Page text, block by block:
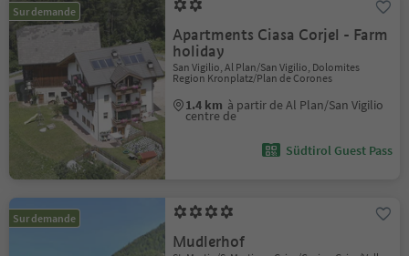
Sur demande
Apartments Ciasa Corjel - Farm
holiday
San Vigilio, Al Plan/San Vigilio, Dolomites
Region Kronplatz/Plan de Corones
1.4 km à partir de Al Plan/San Vigilio
centre de
Südtirol Guest Pass
Sur demande
Mudlerhof